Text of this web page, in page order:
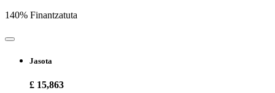
140% Finantzatuta
Jasota
£ 15,863